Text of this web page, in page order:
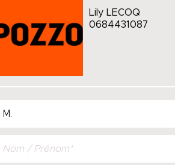
Lily LECOQ
0684431087